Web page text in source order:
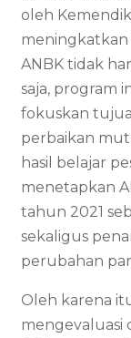
oleh
ANBK tidak
saja, program
fokuskan
perbaikan
hasil belajar
menetapkan
tahun 2021
sekaligus
perubahan
Oleh karena
mengevaluasi